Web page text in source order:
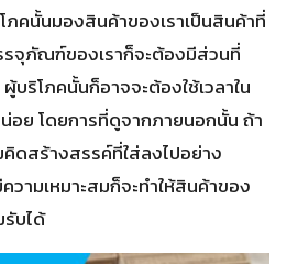
ภคนั้นมองสินค้าของเราเป็นสินค้าที่
จุภัณฑ์ของเราก็จะต้องมีส่วนที่
ริโภคนั้นก็อาจจะต้องใช้เวลาใน
อย โดยการที่ดูจากภายนอกนั้น ถ้า
ดสร้างสรรค์ที่ใส่ลงไปอย่าง
วามเหมาะสมก็จะทำให้สินค้าของ
รับได้